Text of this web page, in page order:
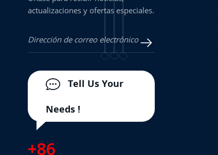
actualizaciones y ofertas especiales.
Tell Us Your
Needs !
+86